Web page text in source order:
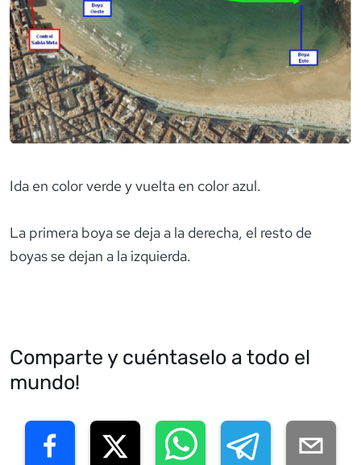
Ida en color verde y vuelta en color azul.
La primera boya se deja a la derecha, el resto de
boyas se dejan a la izquierda.
Comparte y cuéntaselo a todo el
mundo!